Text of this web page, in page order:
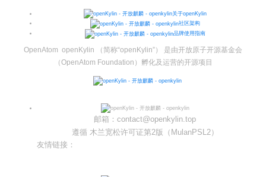
关于openKylin
社区架构
品牌使用指南
OpenAtom openKylin （简称“openKylin”） 是由开放原子开源基金会
（OpenAtom Foundation）孵化及运营的开源项目
邮箱：contact@openkylin.top
遵循 木兰宽松许可证第2版（MulanPSL2）
友情链接：